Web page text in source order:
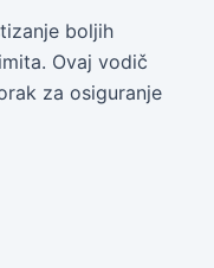
boljih
Ovaj vodič
za osiguranje